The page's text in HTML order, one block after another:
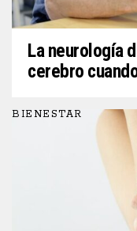
La neurología
cerebro
BIENESTAR